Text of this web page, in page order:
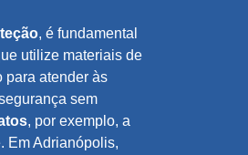
, é fundamental
utilize materiais de
para atender às
sem
, por exemplo, a
Em Adrianópolis,